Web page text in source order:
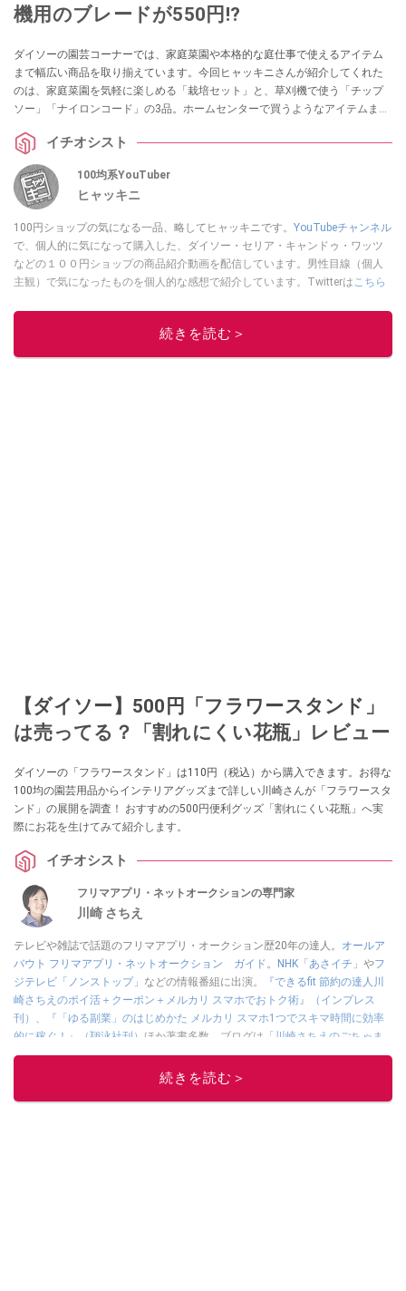
機用のブレードが550円!?
ダイソーの園芸コーナーでは、家庭菜園や本格的な庭仕事で使えるアイテム
まで幅広い商品を取り揃えています。今回ヒャッキニさんが紹介してくれた
のは、家庭菜園を気軽に楽しめる「栽培セット」と、草刈機で使う「チップ
ソー」「ナイロンコード」の3品。ホームセンターで買うようなアイテムまで
イチオシスト
100均系YouTuber
ヒャッキニ
100円ショップの気になる一品、略してヒャッキニです。 YouTubeチャンネル
で、個人的に気になって購入した、ダイソー・セリア・キャンドゥ・ワッツ
などの１００円ショップの商品紹介動画を配信しています。男性目線（個人
主観）で気になったものを個人的な感想で紹介しています。Twitterはこちら
このイチオシストの他の記事を読む
続きを読む＞
【ダイソー】500円「フラワースタンド」
は売ってる？「割れにくい花瓶」レビュー
ダイソーの「フラワースタンド」は110円（税込）から購入できます。お得な
100均の園芸用品からインテリアグッズまで詳しい川崎さんが「フラワースタ
ンド」の展開を調査！ おすすめの500円便利グッズ「割れにくい花瓶」へ実
際にお花を生けてみて紹介します。
イチオシスト
フリマアプリ・ネットオークションの専門家
川崎 さちえ
テレビや雑誌で話題のフリマアプリ・オークション歴20年の達人。 オールア
バウト フリマアプリ・ネットオークション ガイド。 NHK「あさイチ」 やフ
ジテレビ「ノンストップ」 などの情報番組に出演。
『できるfit 節約の達人川
崎さちえのポイ活＋クーポン＋メルカリ スマホでおトク術』（インプレス
刊） 、
『「ゆる副業」のはじめかた メルカリ スマホ1つでスキマ時間に効率
的に稼ぐ！』（翔泳社刊） ほか著書多数。ブログは 「川崎さちえのごちゃま
ぜ日記」。
■経歴：2003年、夫が子育てをするために、突然会社を辞める。翌月からの
続きを読む＞